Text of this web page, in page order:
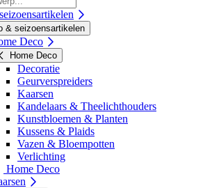
& seizoensartikelen
Deco
Home Deco
Decoratie
Geurverspreiders
Kaarsen
Kandelaars & Theelichthouders
Kunstbloemen & Planten
Kussens & Plaids
Vazen & Bloempotten
Verlichting
Home Deco